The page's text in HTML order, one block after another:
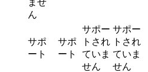
ん
サポ
ート
サポ
ート
サポー
トされ
ていま
せん
サポー
トされ
ていま
せん